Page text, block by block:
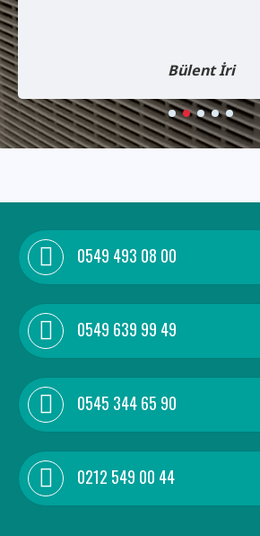
Doğay Bindal
0549 493 08 00
0549 639 99 49
0545 344 65 90
0212 549 00 44